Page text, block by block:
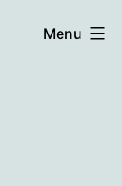
Menu